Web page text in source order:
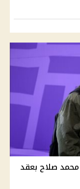
محمد صلاح بعقد